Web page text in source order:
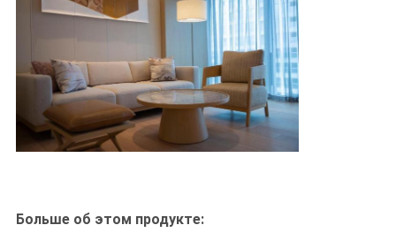
Больше об этом продукте: